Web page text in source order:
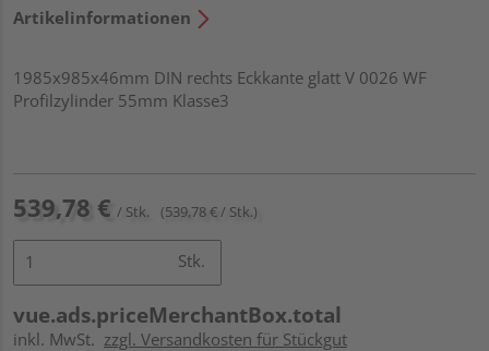
Artikelinformationen
1985x985x46mm DIN rechts Eckkante glatt V 0026 WF
Profilzylinder 55mm Klasse3
539,78 € / Stk. (539,78 € / Stk.)
Stk.
vue.ads.priceMerchantBox.total
inkl. MwSt. zzgl. Versandkosten für Stückgut